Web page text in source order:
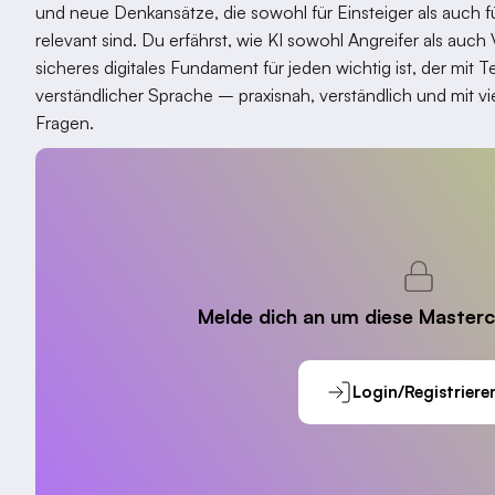
und neue Denkansätze, die sowohl für Einsteiger als auch
relevant sind. Du erfährst, wie KI sowohl Angreifer als
sicheres digitales Fundament für jeden wichtig ist, der mit
verständlicher Sprache – praxisnah, verständlich und mit
Fragen.
Melde dich an um diese
Login/